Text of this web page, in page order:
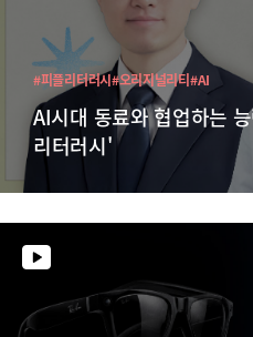
AI시대 동료와 협업하는
리터러시'
#피플리터러시#오리지널리티#AI